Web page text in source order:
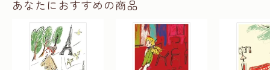
あなたにおすすめの商品